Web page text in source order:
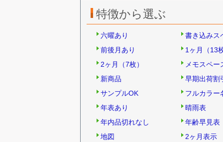
特徴から選ぶ
六曜あり
書き込みス
前後月あり
1ヶ月（13
2ヶ月（7枚）
メモスペ
新商品
早期出荷割
サンプルOK
フルカラー
年表あり
晴雨表
年内品切れなし
年齢早見表
地図
2ヶ月表示